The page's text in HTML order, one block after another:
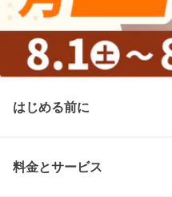
はじめる前に
料金とサービス